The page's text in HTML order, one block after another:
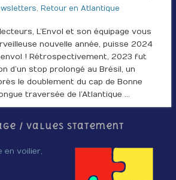
,Retour en Atlantique
L’Envol et son équipage vous
nouvelle année, puisse 2024
! Rétrospectivement, 2023 fut
d’un stop prolongé au Brésil, un
le doublement du cap de Bonne
traversée de l’Atlantique …
/ Values Statement
en voilier,